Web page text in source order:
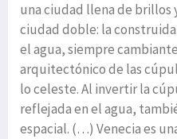
una ciudad llena de brillos
ciudad doble: la
el agua, siempre
arquitectónico de las
lo celeste. Al invertir la
reflejada en el agua,
espacial. (…) Venecia es